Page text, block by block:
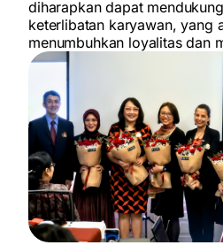
diharapkan dapat
keterlibatan karyawan, yang
menumbuhkan loyalitas dan